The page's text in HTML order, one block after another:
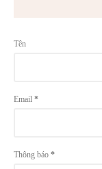
Tên
Email *
Thông báo *